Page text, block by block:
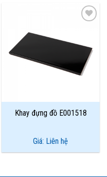
Add to
Wishlist
Khay đựng đồ E001518
Giá: Liên hệ